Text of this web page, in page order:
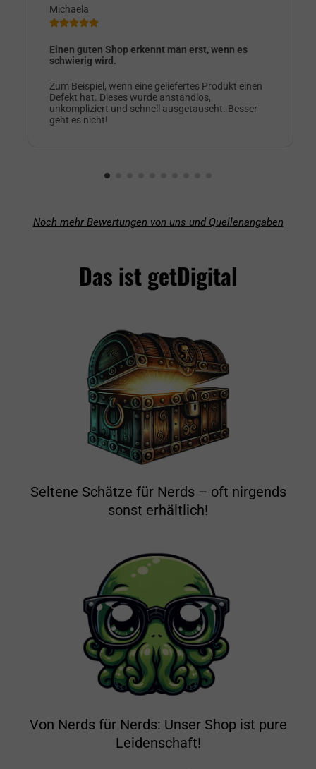
Michaela
Einen guten Shop erkennt man erst, wenn es
schwierig wird.
Zum Beispiel, wenn eine geliefertes Produkt einen
Defekt hat. Dieses wurde anstandlos,
unkompliziert und schnell ausgetauscht. Besser
geht es nicht!
Noch mehr Bewertungen von uns und Quellenangaben
Das ist getDigital
Seltene Schätze für Nerds – oft nirgends
sonst erhältlich!
Von Nerds für Nerds: Unser Shop ist pure
Leidenschaft!